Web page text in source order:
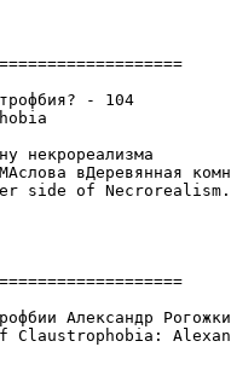
- 104
некрореализма
вДеревянная
side of
Александр